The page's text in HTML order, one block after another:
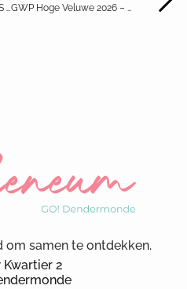
🔥 6 SPWE vs. the LEGENDS 🔥⚽
GWP Hoge Veluwe 2026 – Wij zoeken jou!
om samen te ontdekken.
Kwartier 2